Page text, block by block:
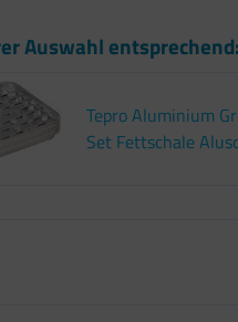
Auswahl entsprechend:
Tepro Aluminium
Set Fettschale